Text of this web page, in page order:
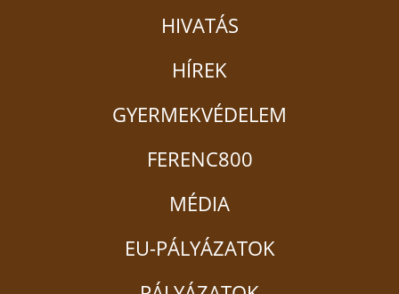
HIVATÁS
HÍREK
GYERMEKVÉDELEM
FERENC800
MÉDIA
EU-PÁLYÁZATOK